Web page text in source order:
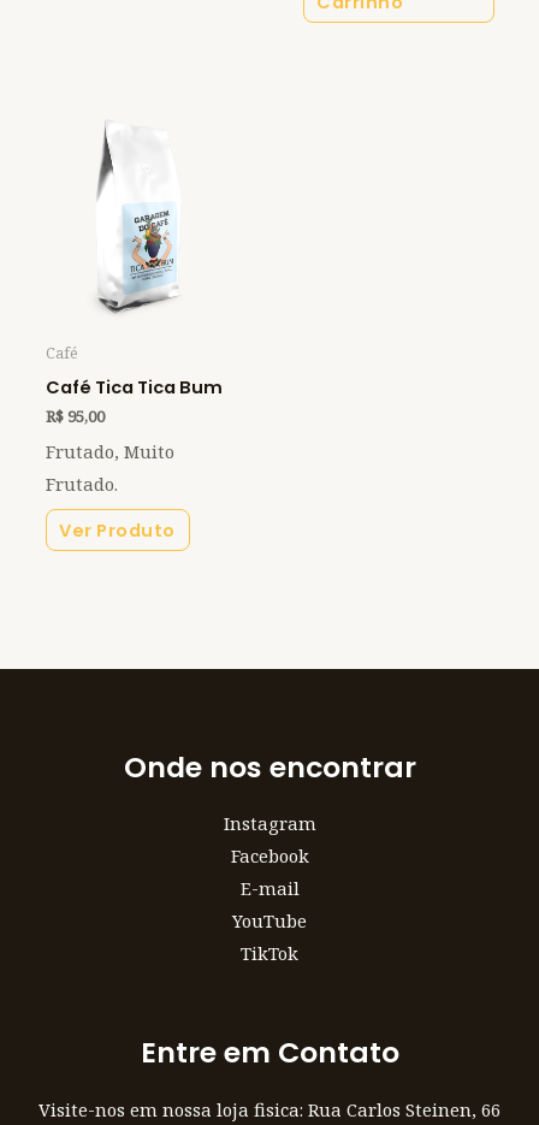
Café
Café Tica Tica Bum
R$95,00
Frutado, Muito
Frutado.
Ver Produto
Onde nos encontrar
Instagram
Facebook
E-mail
YouTube
TikTok
Entre em Contato
Visite-nos em nossa loja fisica: Rua Carlos Steinen, 66